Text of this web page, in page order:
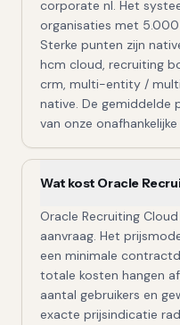
corporate nl. Het
organisaties met
Sterke punten zijn
hcm cloud, recruiting
crm, multi-entity /
native. De gemiddelde
van onze
Wat kost Oracle
Oracle Recruiting
aanvraag. Het
een minimale
totale kosten hangen
aantal gebruikers en
exacte prijsindicatie